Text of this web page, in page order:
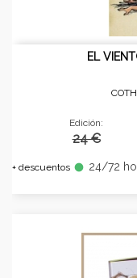
EL
Edición:
24 €
+ descuentos fiber_manual_record 24/72